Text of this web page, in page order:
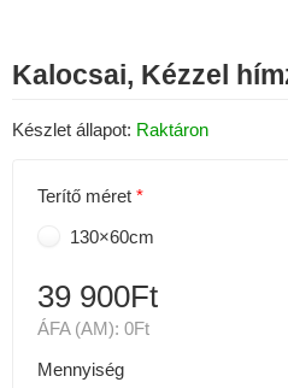
Kalocsai, Kézzel
Készlet állapot: Raktáron
Terítő méret
130×60cm
39 900Ft
ÁFA (AM): 0Ft
Mennyiség